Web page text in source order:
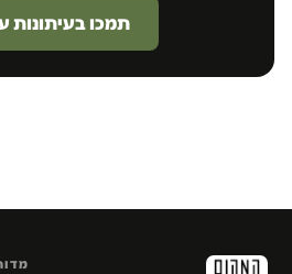
תמכו בעיתונות